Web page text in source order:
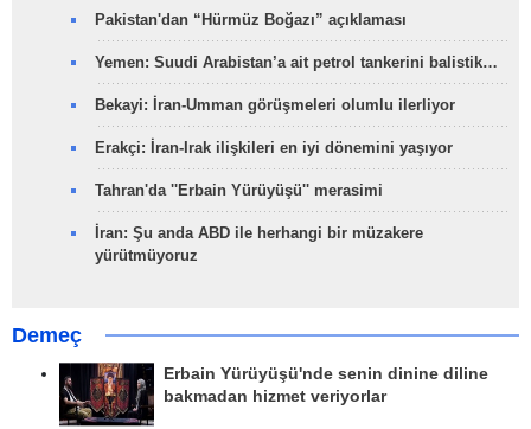
Pakistan'dan “Hürmüz Boğazı” açıklaması
Yemen: Suudi Arabistan’a ait petrol tankerini balistik…
Bekayi: İran-Umman görüşmeleri olumlu ilerliyor
Erakçi: İran-Irak ilişkileri en iyi dönemini yaşıyor
Tahran'da ''Erbain Yürüyüşü'' merasimi
İran: Şu anda ABD ile herhangi bir müzakere
yürütmüyoruz
Demeç
Erbain Yürüyüşü'nde senin dinine diline
bakmadan hizmet veriyorlar